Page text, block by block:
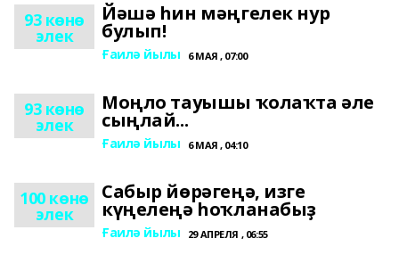
93 көнө
элек
Йәшә һин мәңгелек нур
булып!
Ғаилә йылы 6 МАЯ , 07:00
93 көнө
элек
Моңло тауышы ҡолаҡта әле
сыңлай...
Ғаилә йылы 6 МАЯ , 04:10
100 көнө
элек
Сабыр йөрәгеңә, изге
күңелеңә һоҡланабыҙ
Ғаилә йылы 29 АПРЕЛЯ , 06:55